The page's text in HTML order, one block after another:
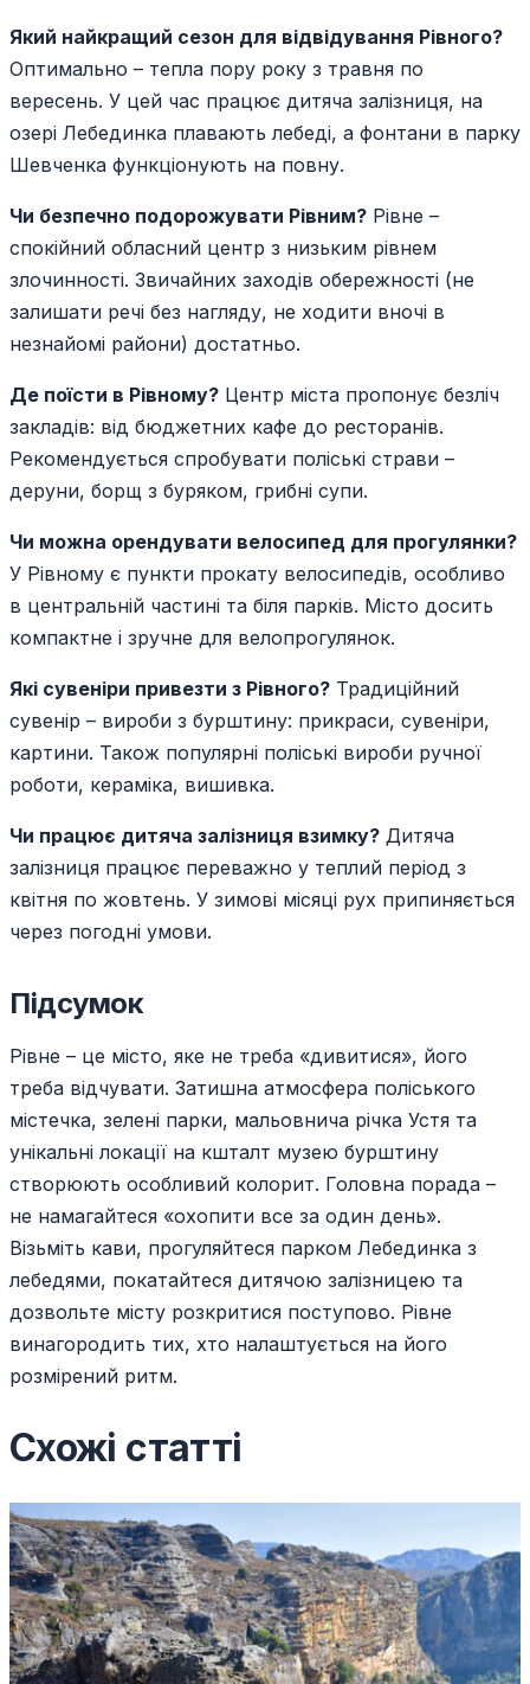
Який найкращий сезон для відвідування Рівного?
Оптимально – тепла пору року з травня по
вересень. У цей час працює дитяча залізниця, на
озері Лебединка плавають лебеді, а фонтани в парку
Шевченка функціонують на повну.
Чи безпечно подорожувати Рівним? Рівне –
спокійний обласний центр з низьким рівнем
злочинності. Звичайних заходів обережності (не
залишати речі без нагляду, не ходити вночі в
незнайомі райони) достатньо.
Де поїсти в Рівному? Центр міста пропонує безліч
закладів: від бюджетних кафе до ресторанів.
Рекомендується спробувати поліські страви –
деруни, борщ з буряком, грибні супи.
Чи можна орендувати велосипед для прогулянки?
У Рівному є пункти прокату велосипедів, особливо
в центральній частині та біля парків. Місто досить
компактне і зручне для велопрогулянок.
Які сувеніри привезти з Рівного? Традиційний
сувенір – вироби з бурштину: прикраси, сувеніри,
картини. Також популярні поліські вироби ручної
роботи, кераміка, вишивка.
Чи працює дитяча залізниця взимку? Дитяча
залізниця працює переважно у теплий період з
квітня по жовтень. У зимові місяці рух припиняється
через погодні умови.
Підсумок
Рівне – це місто, яке не треба «дивитися», його
треба відчувати. Затишна атмосфера поліського
містечка, зелені парки, мальовнича річка Устя та
унікальні локації на кшталт музею бурштину
створюють особливий колорит. Головна порада –
не намагайтеся «охопити все за один день».
Візьміть кави, прогуляйтеся парком Лебединка з
лебедями, покатайтеся дитячою залізницею та
дозвольте місту розкритися поступово. Рівне
винагородить тих, хто налаштується на його
розмірений ритм.
Схожі статті